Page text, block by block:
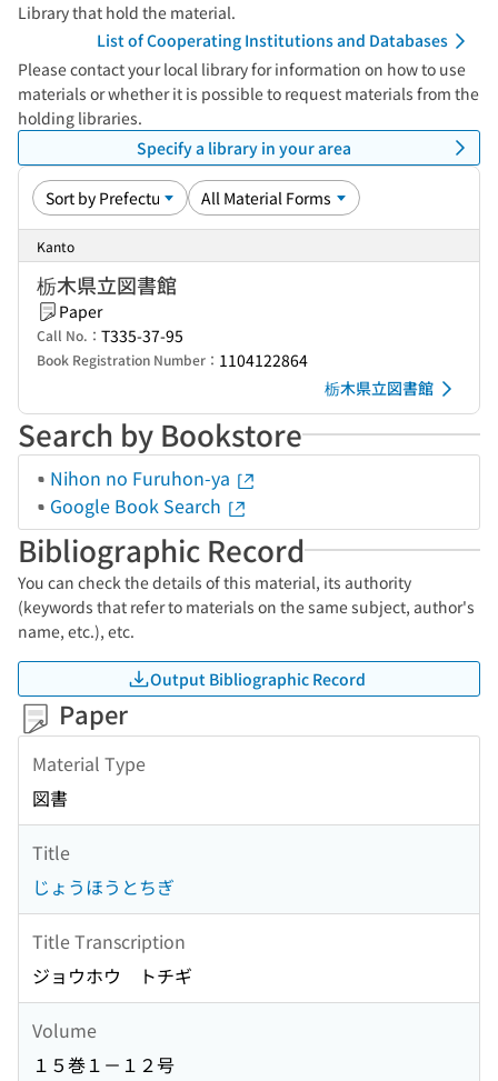
Library that hold the material.
List of Cooperating Institutions and Databases
Please contact your local library for information on how to use
materials or whether it is possible to request materials from the
holding libraries.
Specify a library in your area
Kanto
栃木県立図書館
Paper
Call No.： T335-37-95
Book Registration Number： 1104122864
栃木県立図書館
Search by Bookstore
Nihon no Furuhon-ya
Google Book Search
Bibliographic Record
You can check the details of this material, its authority
(keywords that refer to materials on the same subject, author's
name, etc.), etc.
Output Bibliographic Record
Paper
Material Type
図書
Title
じょうほうとちぎ
Title Transcription
ジョウホウ トチギ
Volume
１５巻１－１２号